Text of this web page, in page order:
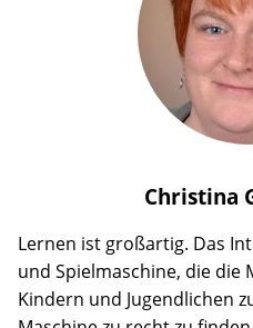
Christina
Lernen ist großartig. Das
und Spielmaschine, die die
Kindern und Jugendlichen